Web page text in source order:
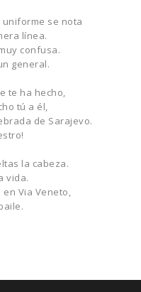
uniforme se nota
línea.
confusa.
general.
te ha hecho,
tú a él,
de Sarajevo.
la cabeza.
vida.
Via Veneto,